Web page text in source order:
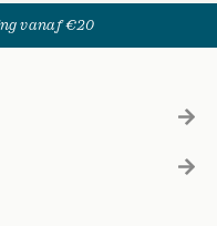
vanaf €20